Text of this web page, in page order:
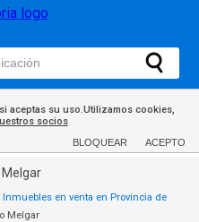
aceptas su uso.Utilizamos cookies,
socios
BLOQUEAR ACEPTO
Inmuebles en venta en Provincia de
Melgar